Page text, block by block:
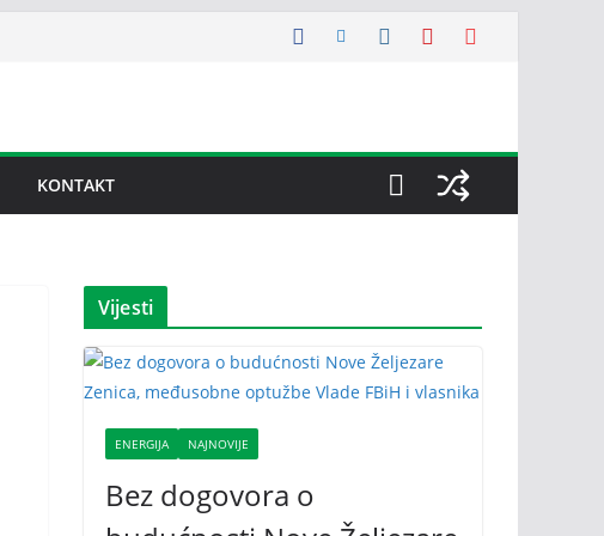
KONTAKT
Vijesti
ENERGIJA NAJNOVIJE
Bez dogovora o